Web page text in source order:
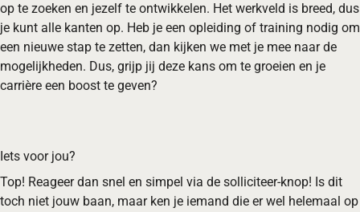
op te zoeken en jezelf te ontwikkelen. Het werkveld is breed, dus
je kunt alle kanten op. Heb je een opleiding of training nodig om
een nieuwe stap te zetten, dan kijken we met je mee naar de
mogelijkheden. Dus, grijp jij deze kans om te groeien en je
carrière een boost te geven?
Iets voor jou?
Top! Reageer dan snel en simpel via de solliciteer-knop! Is dit
toch niet jouw baan, maar ken je iemand die er wel helemaal op